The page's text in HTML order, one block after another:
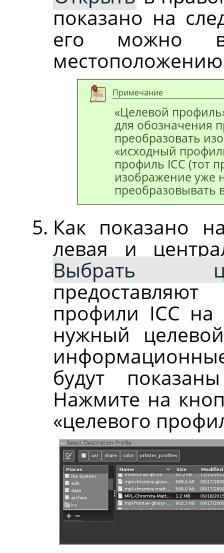
показано на
его можно
Примечание
«Целевой
для обозначения
преобразовать
«исходный
профиль ICC (тот
изображение уже
преобразовывать
Как показано
левая и
Выбрать
профили ICC на
нужный
будут
Нажмите на
«целевого